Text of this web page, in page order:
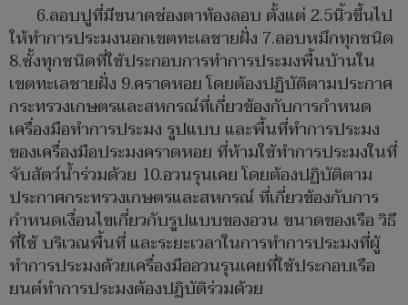
6.ลอบปูที่มีขนาดช่องตาท้องลอบ ตั้งแต่ 2.5นิ้วขึ้นไป
ให้ทำการประมงนอกเขตทะเลชายฝั่ง 7.ลอบหมึกทุกชนิด
8.ซั้งทุกชนิดที่ใช้ประกอบการทำการประมงพื้นบ้านใน
เขตทะเลชายฝั่ง 9.คราดหอย โดยต้องปฏิบัติตามประกาศ
กระทรวงเกษตรและสหกรณ์ที่เกี่ยวข้องกับการกำหนด
เครื่องมือทำการประมง รูปแบบ และพื้นที่ทำการประมง
ของเครื่องมือประมงคราดหอย ที่ห้ามใช้ทำการประมงในที่
จับสัตว์น้ำร่วมด้วย 10.อวนรุนเคย โดยต้องปฏิบัติตาม
ประกาศกระทรวงเกษตรและสหกรณ์ ที่เกี่ยวข้องกับการ
กำหนดเงื่อนไขเกี่ยวกับรูปแบบของอวน ขนาดของเรือ วิธี
ที่ใช้ บริเวณพื้นที่ และระยะเวลาในการทำการประมงที่ผู้
ทำการประมงด้วยเครื่องมืออวนรุนเคยที่ใช้ประกอบเรือ
ยนต์ทำการประมงต้องปฏิบัติร่วมด้วย